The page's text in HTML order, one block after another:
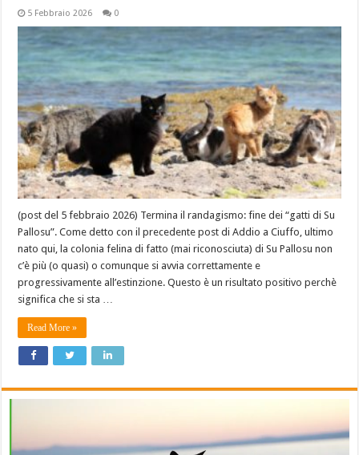
5 Febbraio 2026 0
(post del 5 febbraio 2026) Termina il randagismo: fine dei “gatti di Su
Pallosu”. Come detto con il precedente post di Addio a Ciuffo, ultimo
nato qui, la colonia felina di fatto (mai riconosciuta) di Su Pallosu non
c’è più (o quasi) o comunque si avvia correttamente e
progressivamente all’estinzione. Questo è un risultato positivo perchè
significa che si sta …
Read More »